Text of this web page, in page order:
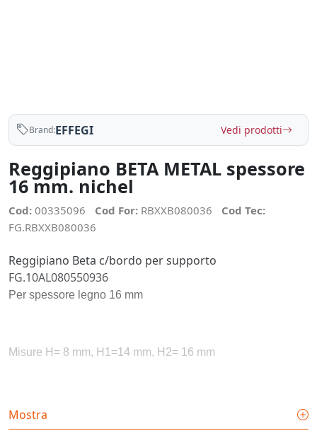
Brand:EFFEGI Vedi prodotti
Reggipiano BETA METAL spessore
16 mm. nichel
Cod: 00335096 Cod For: RBXXB080036
Cod Tec:
FG.RBXXB080036
Reggipiano Beta c/bordo per supporto
FG.10AL080550936
Per spessore legno 16 mm
Misure H= 8 mm, H1=14 mm, H2= 16 mm
In acciaio
Mostra